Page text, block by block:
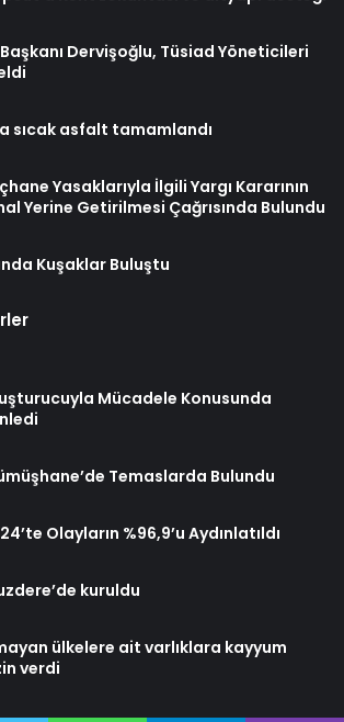
Dervişoğlu, Tüsiad Yöneticileri
sıcak asfalt tamamlandı
Yasaklarıyla İlgili Yargı Kararının
Yerine Getirilmesi Çağrısında Bulundu
Kuşaklar Buluştu
Mücadele Konusunda
Temaslarda Bulundu
Olayların %96,9’u Aydınlatıldı
kuruldu
ülkelere ait varlıklara kayyum
verdi